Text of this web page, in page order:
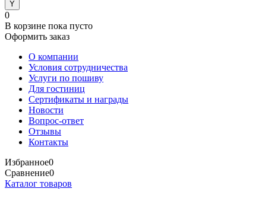
0
В корзине пока пусто
Оформить заказ
О компании
Условия сотрудничества
Услуги по пошиву
Для гостиниц
Сертификаты и награды
Новости
Вопрос-ответ
Отзывы
Контакты
Избранное0
Сравнение0
Каталог товаров